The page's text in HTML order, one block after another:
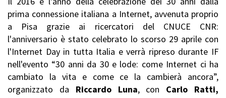
prima connessione italiana a Internet, avvenuta proprio
a Pisa grazie ai ricercatori del CNUCE CNR:
l'anniversario è stato celebrato lo scorso 29 aprile con
l'Internet Day in tutta Italia e verrà ripreso durante IF
nell'evento “30 anni da 30 e lode: come Internet ci ha
cambiato la vita e come ce la cambierà ancora”,
organizzato da Riccardo Luna, con Carlo Ratti,